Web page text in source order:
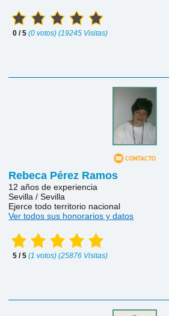
0 / 5(0 votos) (19245 Visitas)
Rebeca Pérez Ramos
12 años de experiencia
Sevilla / Sevilla
Ejerce todo territorio nacional
Ver todos sus honorarios y datos
5 / 5(1 votos) (25876 Visitas)